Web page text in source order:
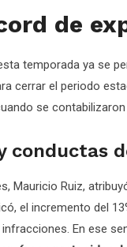
de
temporada ya se
cerrar el periodo
se
conductas
Mauricio Ruiz,
el incremento del
En ese